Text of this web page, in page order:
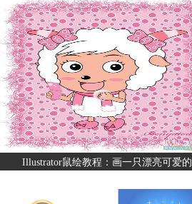
Illustrator鼠绘教程：画一只漂亮可爱的